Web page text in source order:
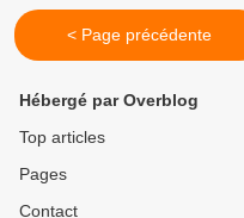
< Page précédente
Hébergé par Overblog
Top articles
Pages
Contact